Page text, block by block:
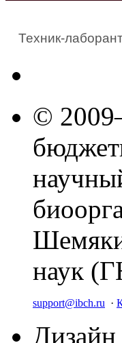
Техник-
©
наук
support@ibch.ru ·